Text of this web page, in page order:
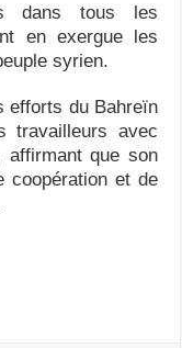
dans tous les
en exergue les
syrien.
efforts du Bahreïn
travailleurs avec
affirmant que son
coopération et de